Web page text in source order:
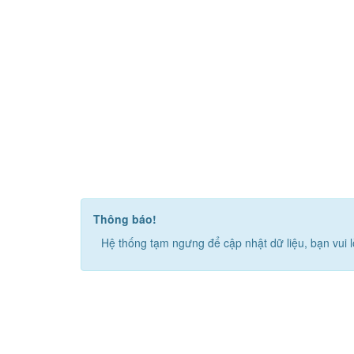
Thông báo!
Hệ thống tạm ngưng để cập nhật dữ liệu, bạn vui